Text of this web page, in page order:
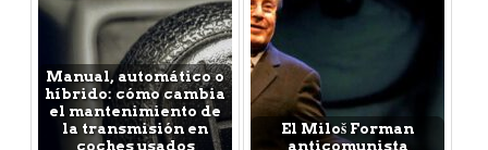
Manual, automático o
híbrido: cómo cambia
el mantenimiento de
la transmisión en
coches usados
El Miloš Forman
anticomunista